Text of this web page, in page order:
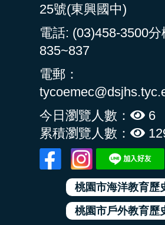
25號(東興國中)
電話: (03)458-3500分
835~837
電郵：
今日瀏覽人數：
6
累積瀏覽人數：